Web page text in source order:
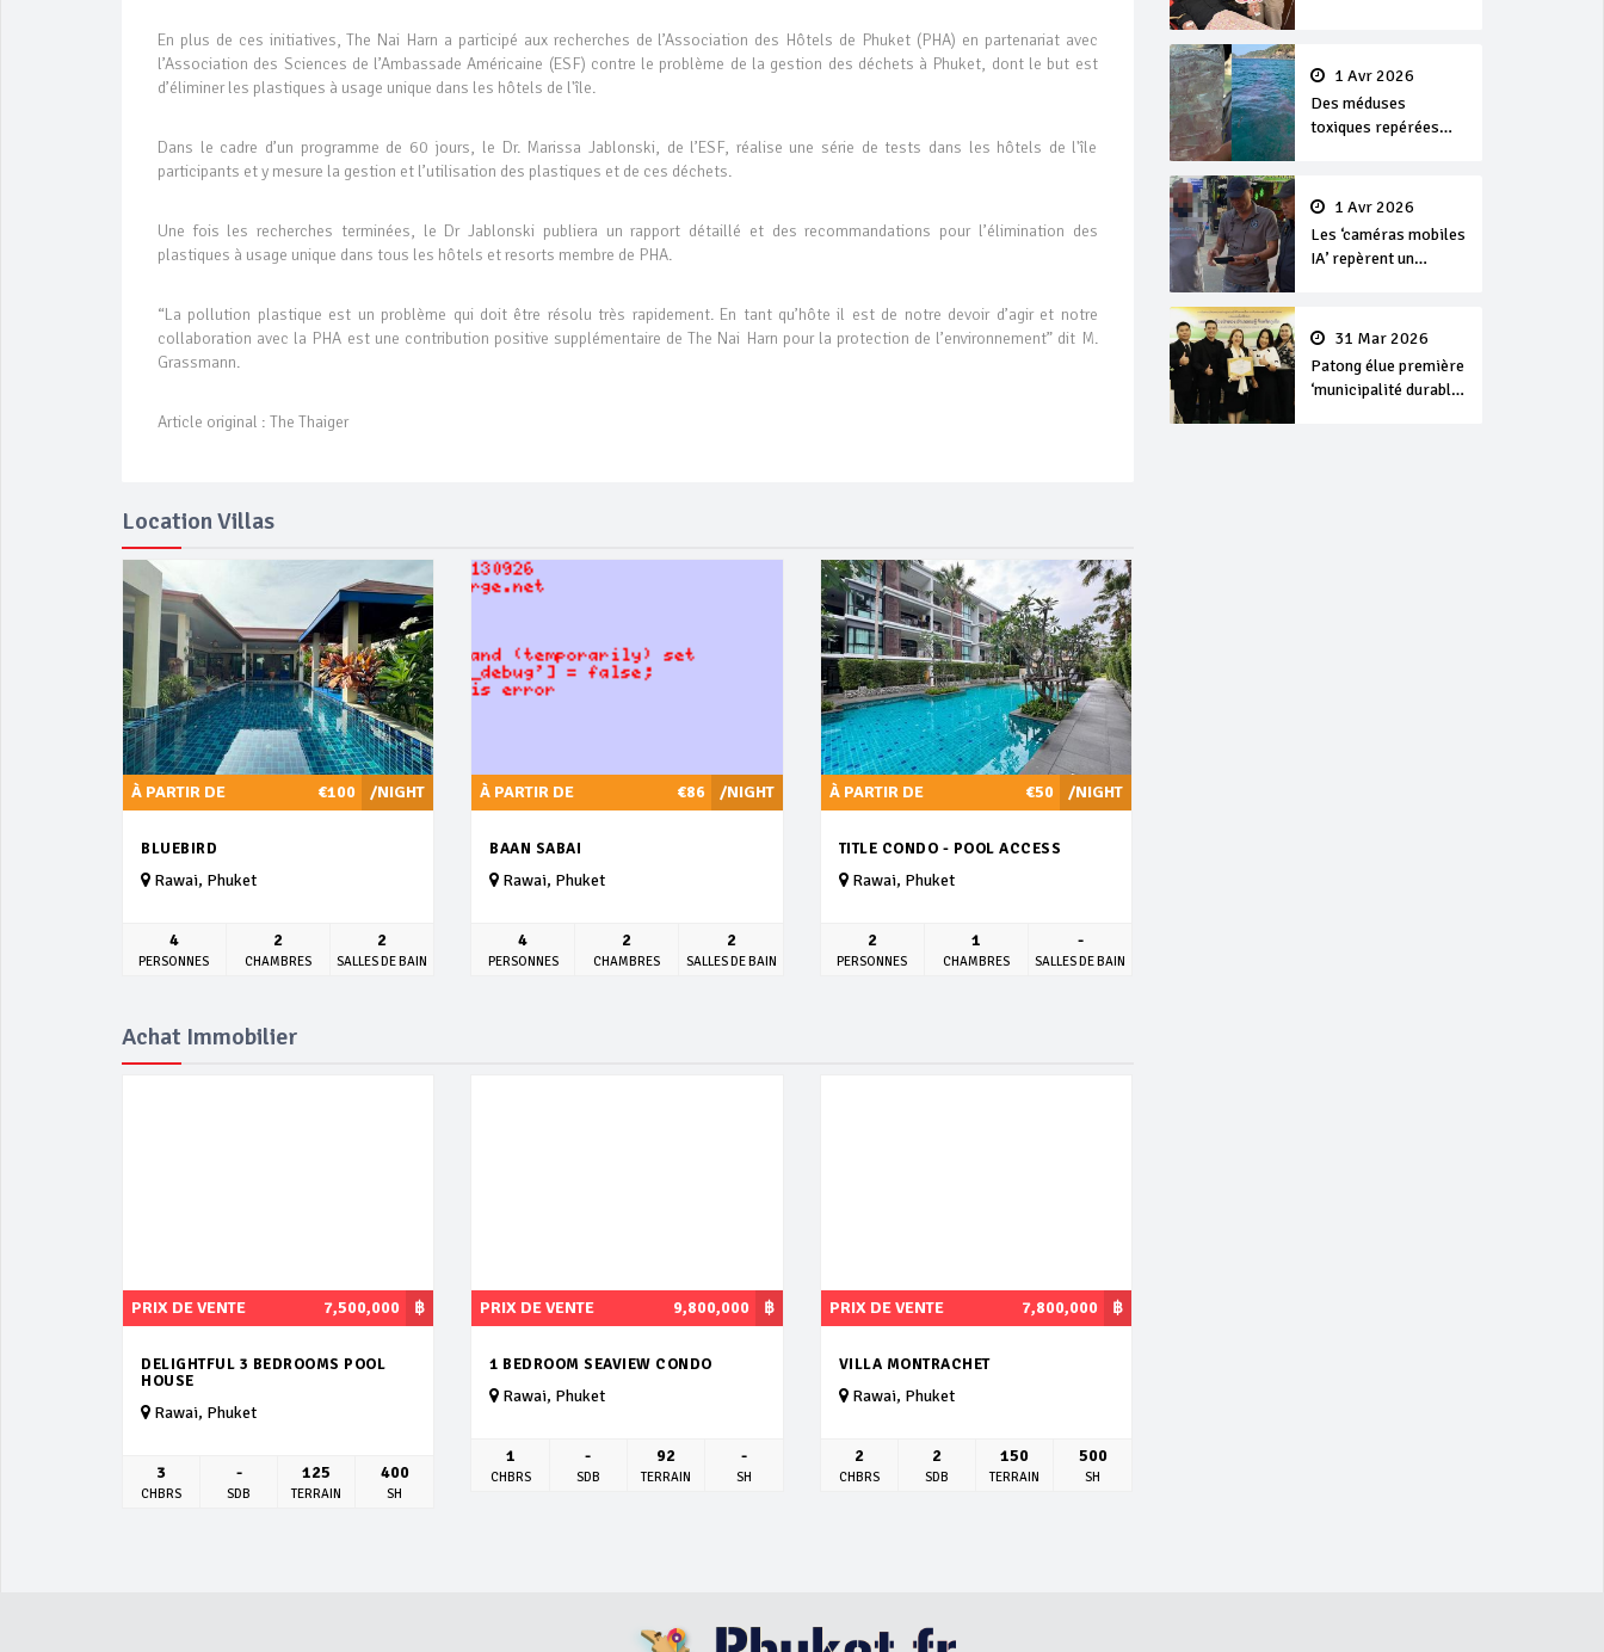
En plus de ces initiatives, The Nai Harn a participé aux recherches de l’Association des Hôtels de Phuket (PHA) en partenariat avec
l’Association des Sciences de l’Ambassade Américaine (ESF) contre le problème de la gestion des déchets à Phuket, dont le but est
d’éliminer les plastiques à usage unique dans les hôtels de l'île.
Dans le cadre d’un programme de 60 jours, le Dr. Marissa Jablonski, de l’ESF, réalise une série de tests dans les hôtels de l'île
participants et y mesure la gestion et l’utilisation des plastiques et de ces déchets.
Une fois les recherches terminées, le Dr Jablonski publiera un rapport détaillé et des recommandations pour l’élimination des
plastiques à usage unique dans tous les hôtels et resorts membre de PHA.
“La pollution plastique est un problème qui doit être résolu très rapidement. En tant qu’hôte il est de notre devoir d’agir et notre
collaboration avec la PHA est une contribution positive supplémentaire de The Nai Harn pour la protection de l’environnement” dit M.
Grassmann.
Article original : The Thaiger
1 Avr 2026
Des méduses
toxiques repérées
1 Avr 2026
Les ‘caméras mobiles
IA’ repèrent un
séjour31 Mar 2026
Patong élue première
‘municipalité durable’
Location Villas
/NIGHT
À PARTIR DE €100
BLUEBIRD
Rawai, Phuket
4
PERSONNES
2
CHAMBRES
2
SALLES DE BAIN
/NIGHT
À PARTIR DE €86
BAAN SABAI
Rawai, Phuket
4
PERSONNES
2
CHAMBRES
2
SALLES DE BAIN
/NIGHT
À PARTIR DE €50
TITLE CONDO - POOL ACCESS
Rawai, Phuket
2
PERSONNES
1
CHAMBRES
-
SALLES DE BAIN
Achat Immobilier
฿
PRIX DE VENTE 7,500,000
DELIGHTFUL 3 BEDROOMS POOL
HOUSE
Rawai, Phuket
3
CHBRS
-
SDB
125
TERRAIN
400
SH
฿
PRIX DE VENTE 9,800,000
1 BEDROOM SEAVIEW CONDO
Rawai, Phuket
1
CHBRS
-
SDB
92
TERRAIN
-
SH
฿
PRIX DE VENTE 7,800,000
VILLA MONTRACHET
Rawai, Phuket
2
CHBRS
2
SDB
150
TERRAIN
500
SH